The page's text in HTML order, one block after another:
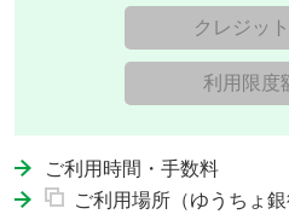
クレジッ
利用限度
ご利用時間・手数料
ご利用場所（ゆうちょ